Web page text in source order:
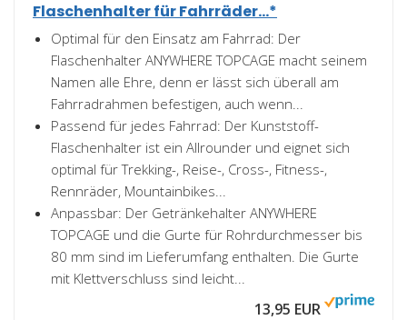
Flaschenhalter für Fahrräder...*
Optimal für den Einsatz am Fahrrad: Der
Flaschenhalter ANYWHERE TOPCAGE macht seinem
Namen alle Ehre, denn er lässt sich überall am
Fahrradrahmen befestigen, auch wenn...
Passend für jedes Fahrrad: Der Kunststoff-
Flaschenhalter ist ein Allrounder und eignet sich
optimal für Trekking-, Reise-, Cross-, Fitness-,
Rennräder, Mountainbikes...
Anpassbar: Der Getränkehalter ANYWHERE
TOPCAGE und die Gurte für Rohrdurchmesser bis
80 mm sind im Lieferumfang enthalten. Die Gurte
mit Klettverschluss sind leicht...
13,95 EUR